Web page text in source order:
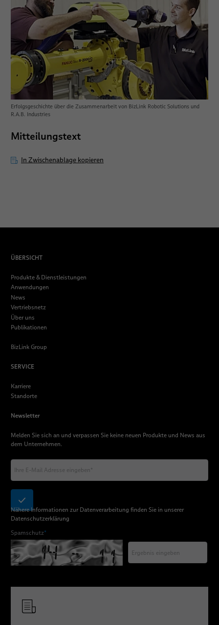
Erfolgsgeschichte über die Zusammenarbeit von BizLink Robotic Solutions und
R.A.B. Industries
Mitteilungstext
In Zwischenablage kopieren
ÜBERSICHT
Produkte & Dienstleistungen
Anwendungen
News
Vertriebsnetz
Über uns
Publikationen
BizLink Group
SERVICE
Karriere
Standorte
Newsletter
Melden Sie sich an und verpassen Sie keine neuen Produkte und News aus
dem Unternehmen.
Nähere Informationen zur Datenverarbeitung finden Sie in unserer
Datenschutzerklärung
Spamschutz*